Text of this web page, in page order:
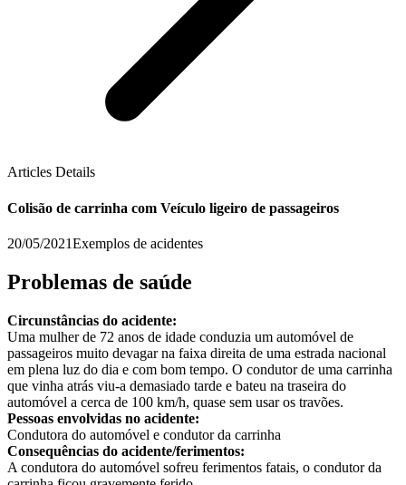
Articles Details
Colisão de carrinha com Veículo ligeiro de passageiros
20/05/2021Exemplos de acidentes
Problemas de saúde
Circunstâncias do acidente:
Uma mulher de 72 anos de idade conduzia um automóvel de
passageiros muito devagar na faixa direita de uma estrada nacional
em plena luz do dia e com bom tempo. O condutor de uma carrinha
que vinha atrás viu-a demasiado tarde e bateu na traseira do
automóvel a cerca de 100 km/h, quase sem usar os travões.
Pessoas envolvidas no acidente:
Condutora do automóvel e condutor da carrinha
Consequências do acidente/ferimentos:
A condutora do automóvel sofreu ferimentos fatais, o condutor da